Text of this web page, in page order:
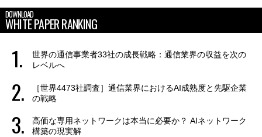
DOWNLOAD
WHITE PAPER RANKING
世界の通信事業者33社の成長戦略：通信業界の収益を次の
レベルへ
［世界4473社調査］通信業界におけるAI成熟度と先駆企業
の戦略
高価な専用ネットワークは本当に必要か？ AIネットワーク
構築の現実解